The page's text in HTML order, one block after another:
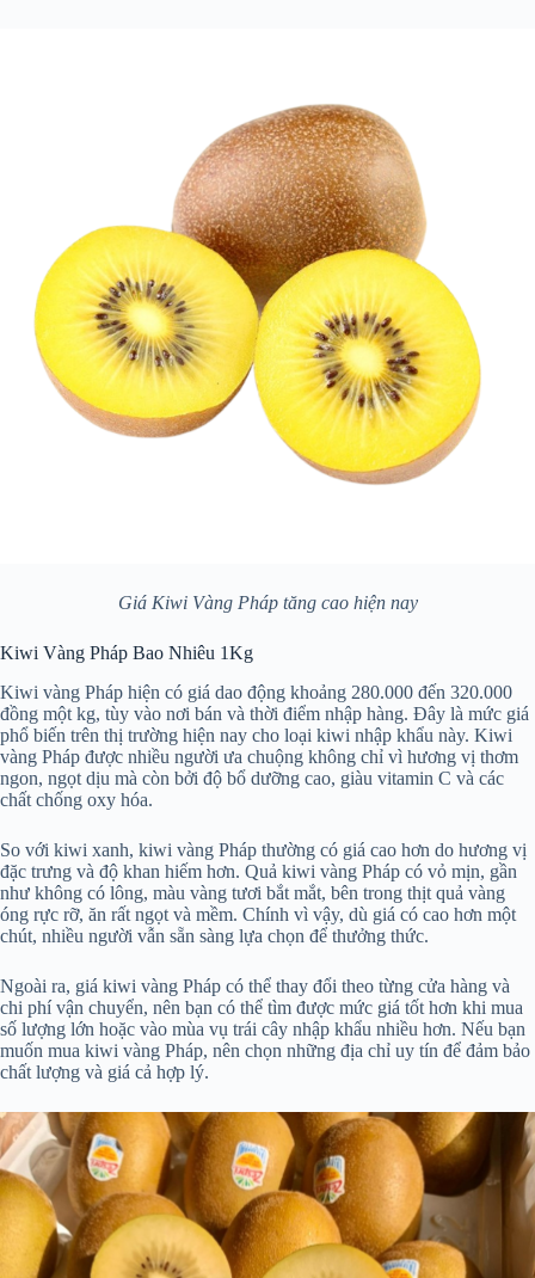
Giá Kiwi Vàng Pháp tăng cao hiện nay
Kiwi Vàng Pháp Bao Nhiêu 1Kg
Kiwi vàng Pháp hiện có giá dao động khoảng 280.000 đến 320.000
đồng một kg, tùy vào nơi bán và thời điểm nhập hàng. Đây là mức giá
phổ biến trên thị trường hiện nay cho loại kiwi nhập khẩu này. Kiwi
vàng Pháp được nhiều người ưa chuộng không chỉ vì hương vị thơm
ngon, ngọt dịu mà còn bởi độ bổ dưỡng cao, giàu vitamin C và các
chất chống oxy hóa.
So với kiwi xanh, kiwi vàng Pháp thường có giá cao hơn do hương vị
đặc trưng và độ khan hiếm hơn. Quả kiwi vàng Pháp có vỏ mịn, gần
như không có lông, màu vàng tươi bắt mắt, bên trong thịt quả vàng
óng rực rỡ, ăn rất ngọt và mềm. Chính vì vậy, dù giá có cao hơn một
chút, nhiều người vẫn sẵn sàng lựa chọn để thưởng thức.
Ngoài ra, giá kiwi vàng Pháp có thể thay đổi theo từng cửa hàng và
chi phí vận chuyển, nên bạn có thể tìm được mức giá tốt hơn khi mua
số lượng lớn hoặc vào mùa vụ trái cây nhập khẩu nhiều hơn. Nếu bạn
muốn mua kiwi vàng Pháp, nên chọn những địa chỉ uy tín để đảm bảo
chất lượng và giá cả hợp lý.